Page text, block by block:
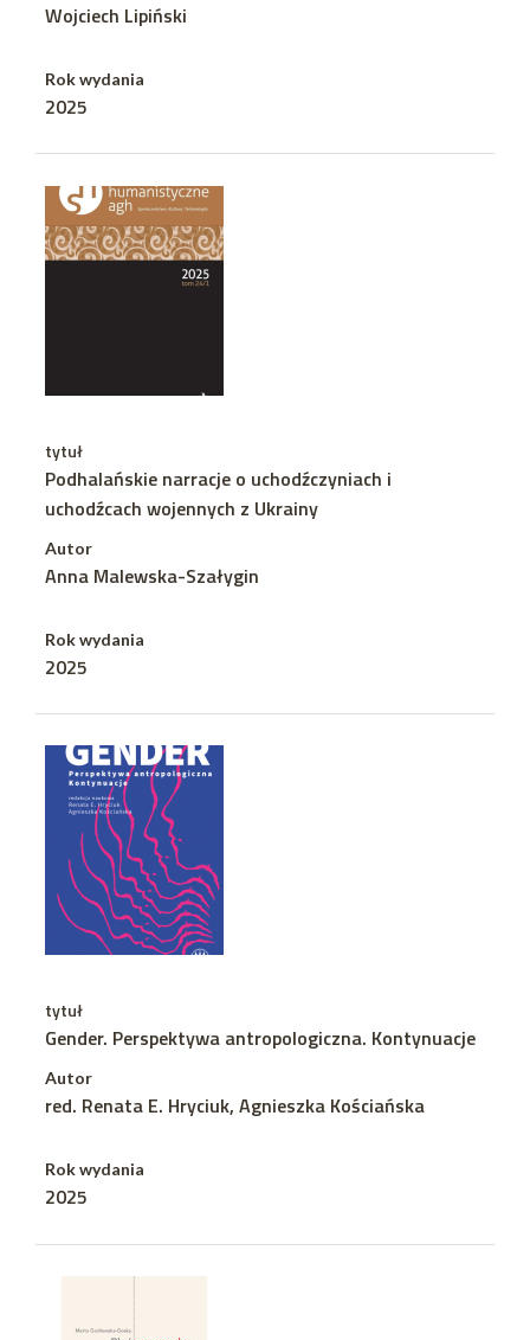
Wojciech Lipiński
Rok wydania
2025
tytuł
Podhalańskie narracje o uchodźczyniach i
uchodźcach wojennych z Ukrainy
Autor
Anna Malewska-Szałygin
Rok wydania
2025
tytuł
Gender. Perspektywa antropologiczna. Kontynuacje
Autor
red. Renata E. Hryciuk, Agnieszka Kościańska
Rok wydania
2025